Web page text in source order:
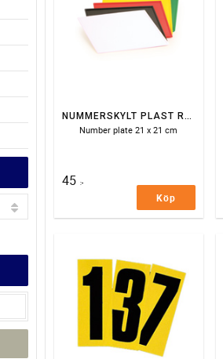
NUMMERSKYLT PLAST RÖD
Number plate 21 x 21 cm
45 :-
Köp